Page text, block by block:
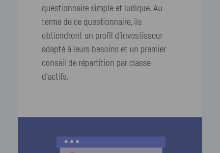
questionnaire simple et ludique. Au
terme de ce questionnaire, ils
obtiendront un profil d'investisseur
adapté à leurs besoins et un premier
conseil de répartition par classe
d'actifs.